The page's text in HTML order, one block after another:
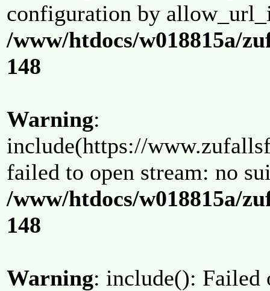
configuration by
/www/htdocs/w018815a/
148
Warning:
include(https://
failed to open stream: no
/www/htdocs/w018815a/
148
Warning: include(): Failed